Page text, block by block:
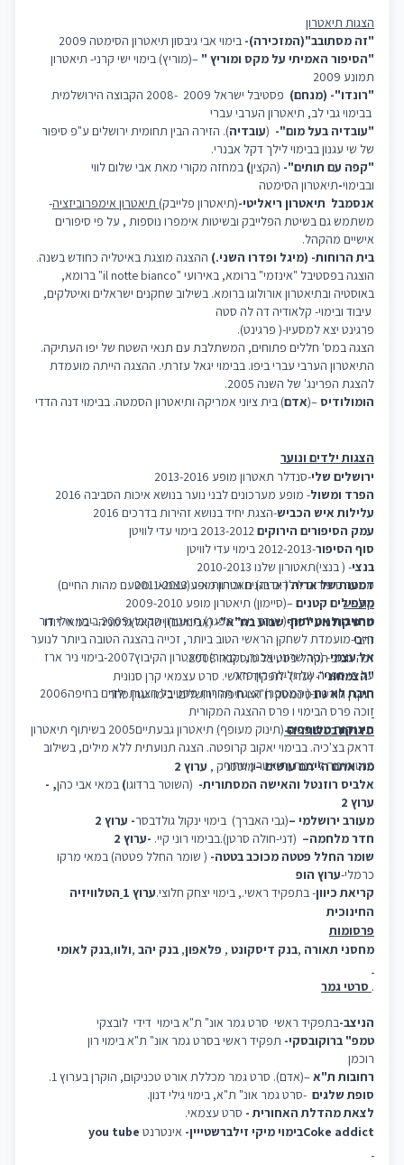
הצגות תיאטרון
"זה מסתובב"(המזכירה)- בימוי אבי גיבסון תיאטרון הסימטה 2009
"הסיפור האמיתי על מקס ומוריץ " –(מוריץ) בימוי ישי קרני- תיאטרון
תמונע 2009
"רונדו"- (מנחם) פסטיבל ישראל 2009
-2008 הקבוצה הירושלמית
בבימוי גבי לב, תיאטרון הערבי עברי
"עובדיה בעל מום"- (עובדיה). הזירה הבין תחומית ירושלים ע"פ סיפור
של שי עגנון בבימוי לילך דקל אבנרי.
"קפה עם תותים"- (הקצין) במחזה מקורי מאת אבי שלום לווי
ובבימוי-תיאטרון הסימטה
אנסמבל תיאטרון ריאליטי-(תיאטרון פלייבק) תיאטרון אימפרוביזציה-
משתמש גם בשיטת הפלייבק ובשיטות אימפרו נוספות , על פי סיפורים
אישיים מהקהל.
בית הרוחות- (מיגל ופדרו השני.) ההצגה מוצגת באיטליה כחודש בשנה.
הוצגה בפסטיבל "אינזמי" ברומא, באירועי "il notte bianco" ברומא,
באוסטיה ובתיאטרון אורולוגו ברומא. בשילוב שחקנים ישראלים ואיטלקים,
עיבוד ובימוי- קלאודיה דה לה סטה
פרגינט יצא למסעיו-( פרגינט).
הצגה במס' חללים פתוחים, המשתלבת עם תנאי השטח של יפו העתיקה.
התיאטרון הערבי עברי ביפו. בבימוי יגאל עזרתי. ההצגה הייתה מועמדת
להצגת הפרינג' של השנה 2005.
הומולודיס)–אדם) בית ציוני אמריקה ותיאטרון הסמטה. בבימוי דנה הדדי
הצגות ילדים ונוער
ירושלים שלי-סנדלר תאטרון מופע 2013-2016
הפרד ומשול- מופע מערכונים לבני נוער בנושא איכות הסביבה 2016
עלילות איש הכביש-הצגת יחיד בנושא זהירות בדרכים 2016
עמק הסיפורים הירוקים
סוף הסיפור-2012-2013 בימוי עדי לוויטן
בנצי- ( בנצי)תאטורון שלנו 2010-2013
דמעות של אריה( אריה) תאטרון מופע 2011-2013
מעפילים קטנים–(סיימון) תיאטרון מופע 2009-2010
מחויבות אמיתית
-( אוהד נער מפגר) תיאטרון הקיבוץ2009 בימוי אלי דור
חיים-מועמדת לשחקן הראשי הטוב ביותר, זכייה בהצגה הטובה ביותר לנוער
אל עצמי
- (ניר שרוני, אבנר, ו מאיר) תיאטרון הקיבוץ2007-בימוי ניר ארז
על פי ספרה של גלילה רון פדר
תיבת לא נח
-( המספר) הצגת תחרות פסטיבל הצגות ילדים בחיפה2006
זוכה פרס הבימוי ו פרס ההצגה המקורית
תינוקות מעופפים
(תינוק מעופף) תיאטרון גבעתיים2005 בשיתוף תיאטרון
דראק בצ'כיה. בבימוי יאקוב קרופטה. הצגה תנועתית ללא מילים, בשילוב
פנטומימה ליצנות ותיאטרון שחור.
מספר סיפורים לילדים בגנים וכיתות א-ג (עצמאי ומטעם מהות החיים)
קולנוע
סרט קולנוע "סוף שבוע בת"א"-(אבינועם) ישראל גרמניה –במאי דודו
זהבי
זכה חביב הקהל פסטיבל מוסקבה 2008.
"הצמחוני"- (עדי) -תפקיד ראשי. סרט עצמאי קרן סנונית
הוקרן חודש בסינמטק ת"א ו חיפה וירושלים. בימוי ערן סחר
סדרות בטלוויזיה-
מה אתם הייתם עושים –מוסכניק , ערוץ 2
אלביס רוזנטל והאישה המסתורית- (השוטר ברדוגו) במאי אבי כהן, -
ערוץ 2
מעורב ירושלמי –(גבי האברך) בימוי ינקול גולדבסר- ערוץ 2
חדר מלחמה– (דני-חולה סרטן).בבימוי רוני קיי. -ערוץ 2
שומר החלל פטטה מכוכב בטטה- ( שומר החלל פטטה) במאי מרקו
כרמלי-ערוץ הופ
קריאת כיוון- בתפקיד ראשי., בימוי יצחק חלוצי.ערוץ 1
הטלוויזיה
החינוכית
פרסומות
מחסני תאורה ,בנק דיסקונט , פלאפון, בנק יהב ,ולוו,בנק לאומי
. סרטי גמר
הניצב-בתפקיד ראשי סרט גמר אונ" ת"א בימוי דידי לובצקי
טמפ" ברוקובסקי- תפקיד ראשי בסרט גמר אונ" ת"א בימוי רון
רוכמן
רחובות ת"א–(אדם). סרט גמר מכללת אורט טכניקום, הוקרן בערוץ 1.
סופת שלגים -סרט גמר אונ" ת"א, בימוי גילי דנון.
לצאת מהדלת האחורית - סרט עצמאי.
Coke addictבימוי מיקי זילברשטייין- אינטרנט you tube